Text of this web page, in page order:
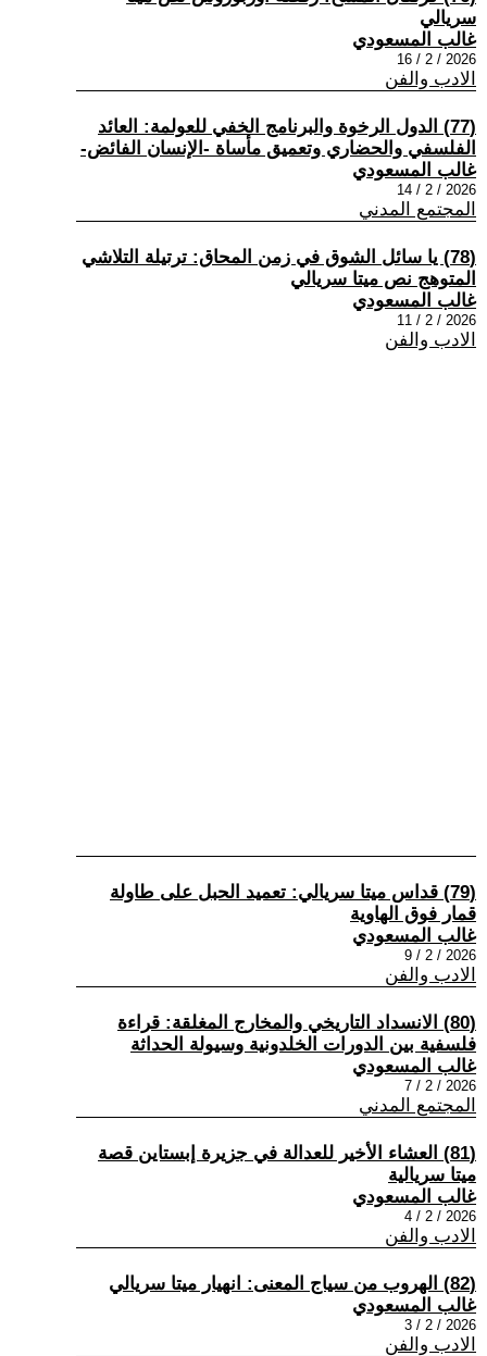
سريالي
غالب المسعودي
2026 / 2 / 16
الادب والفن
(77) الدول الرخوة والبرنامج الخفي للعولمة: العائد
الفلسفي والحضاري وتعميق مأساة -الإنسان الفائض-
غالب المسعودي
2026 / 2 / 14
المجتمع المدني
(78) يا سائل الشوق في زمن المحاق: ترتيلة التلاشي
المتوهج نص ميتا سريالي
غالب المسعودي
2026 / 2 / 11
الادب والفن
(79) قداس ميتا سريالي: تعميد الحبل على طاولة
قمار فوق الهاوية
غالب المسعودي
2026 / 2 / 9
الادب والفن
(80) الانسداد التاريخي والمخارج المغلقة: قراءة
فلسفية بين الدورات الخلدونية وسيولة الحداثة
غالب المسعودي
2026 / 2 / 7
المجتمع المدني
(81) العشاء الأخير للعدالة في جزيرة إبستاين قصة
ميتا سريالية
غالب المسعودي
2026 / 2 / 4
الادب والفن
(82) الهروب من سياج المعنى: انهيار ميتا سريالي
غالب المسعودي
2026 / 2 / 3
الادب والفن